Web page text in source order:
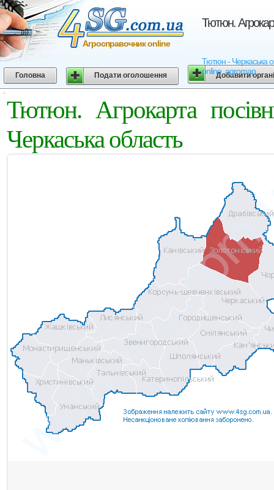
Тютюн.
Тютюн - Черкаська
online, agromap
Агросправочник online
Головна Подати оголошення Добавити
Тютюн. Агрокарта
Черкаська область